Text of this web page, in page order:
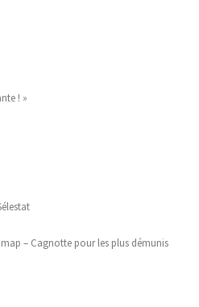
! »
– Cagnotte pour les plus démunis